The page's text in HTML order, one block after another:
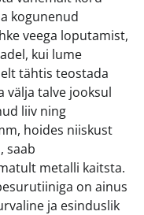
kogunenud
veega loputamist,
kui lume
tähtis teostada
välja talve jooksul
liiv ning
hoides niiskust
saab
metalli kaitsta.
on ainus
ja esinduslik